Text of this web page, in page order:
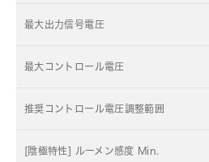
最大出力信号電圧
最大コントロール電圧
推奨コントロール電圧調整範囲
[陰極特性] ルーメン感度 Min.